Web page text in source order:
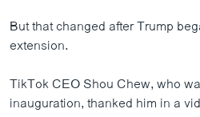
But that changed after Trump
extension.
TikTok CEO Shou Chew, who
inauguration, thanked him in a